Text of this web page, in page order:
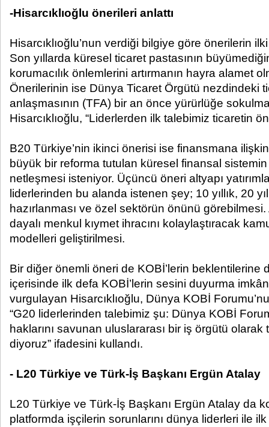
-Hisarcıklıoğlu önerileri anlattı
Hisarcıklıoğlu’nun verdiği bilgiye göre önerilerin
Son yıllarda küresel ticaret pastasının
korumacılık önlemlerini artırmanın hayra alamet
Önerilerinin ise Dünya Ticaret Örgütü nezdindeki
anlaşmasının (TFA) bir an önce yürürlüğe
Hisarcıklıoğlu, “Liderlerden ilk talebimiz ticaretin
B20 Türkiye’nin ikinci önerisi ise finansmana
büyük bir reforma tutulan küresel finansal sistemin
netleşmesi isteniyor. Üçüncü öneri altyapı
liderlerinden bu alanda istenen şey; 10 yıllık, 20
hazırlanması ve özel sektörün önünü görebilmesi.
dayalı menkul kıymet ihracını kolaylaştıracak
modelleri geliştirilmesi.
Bir diğer önemli öneri de KOBİ’lerin beklentilerine
içerisinde ilk defa KOBİ’lerin sesini duyurma
vurgulayan Hisarcıklıoğlu, Dünya KOBİ Forumu’nu
“G20 liderlerinden talebimiz şu: Dünya KOBİ
haklarını savunan uluslararası bir iş örgütü olarak
diyoruz” ifadesini kullandı.
- L20 Türkiye ve Türk-İş Başkanı Ergün Atalay
L20 Türkiye ve Türk-İş Başkanı Ergün Atalay da
platformda işçilerin sorunlarını dünya liderleri ile